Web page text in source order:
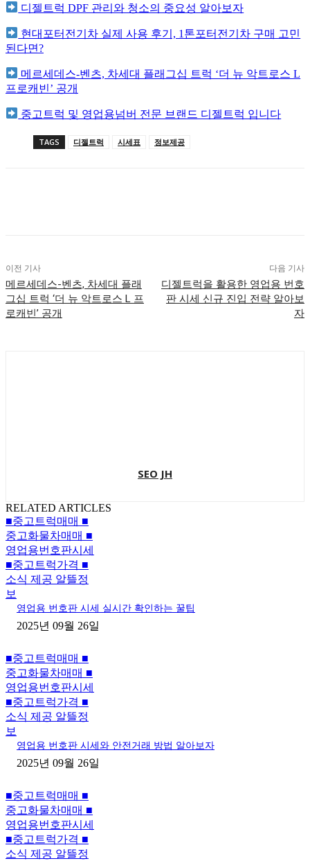
디젤트럭 DPF 관리와 청소의 중요성 알아보자
현대포터전기차 실제 사용 후기, 1톤포터전기차 구매 고민
된다면?
메르세데스-벤츠, 차세대 플래그십 트럭 ‘더 뉴 악트로스 L
프로캐빈’ 공개
중고트럭 및 영업용넘버 전문 브랜드 디젤트럭 입니다
TAGS 디젤트럭 시세표 정보제공
이전 기사
메르세데스-벤츠, 차세대 플래
그십 트럭 ‘더 뉴 악트로스 L 프
로캐빈’ 공개
다음 기사
디젤트럭을 활용한 영업용 번호
판 시세 신규 진입 전략 알아보
자
SEO JH
RELATED ARTICLES
■중고트럭매매 ■
중고화물차매매 ■
영업용번호판시세
■중고트럭가격 ■
소식 제공 알뜰정
보
영업용 번호판 시세 실시간 확인하는 꿀팁
2025년 09월 26일
■중고트럭매매 ■
중고화물차매매 ■
영업용번호판시세
■중고트럭가격 ■
소식 제공 알뜰정
보
영업용 번호판 시세와 안전거래 방법 알아보자
2025년 09월 26일
■중고트럭매매 ■
중고화물차매매 ■
영업용번호판시세
■중고트럭가격 ■
소식 제공 알뜰정